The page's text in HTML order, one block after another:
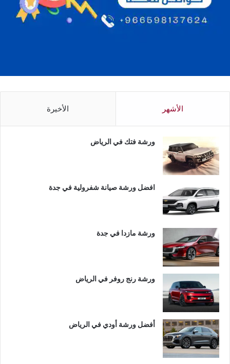
الأشهر الأخيرة
ورشة فتك في الرياض
افضل ورشة صيانة شفرولية في جدة
ورشة مازدا في جدة
ورشة رنج روفر في الرياض
أفضل ورشة أودي في الرياض